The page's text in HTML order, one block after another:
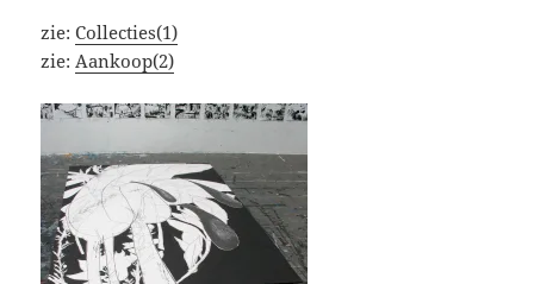
zie:Collecties(1)
zie:Aankoop(2)